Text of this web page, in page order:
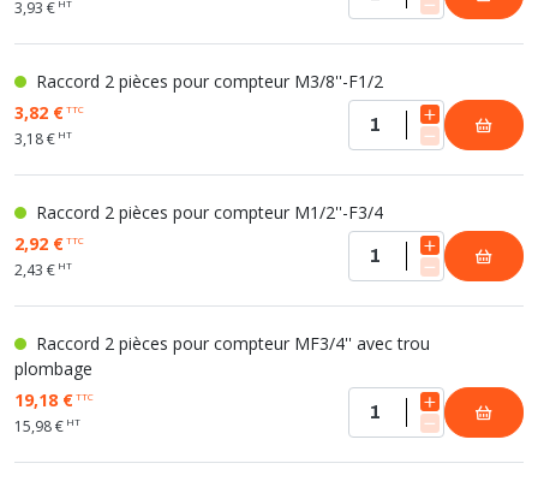
3,93 € HT
Raccord 2 pièces pour compteur M3/8''-F1/2
3,82 €TTC
3,18 € HT
Raccord 2 pièces pour compteur M1/2''-F3/4
2,92 €TTC
2,43 € HT
Raccord 2 pièces pour compteur MF3/4'' avec trou
plombage
19,18 €TTC
15,98 € HT